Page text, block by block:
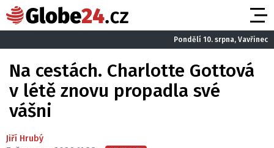
Pondělí 10. srpna, Vavřinec
Na cestách. Charlotte Gottová
v létě znovu propadla své
vášni
Jiří Hrubý